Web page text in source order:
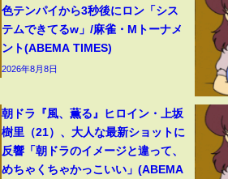
色テンパイから3秒後にロン「シス
テムできてるw」/麻雀・Mトーナメ
ント(ABEMA TIMES)
2026年8月8日
朝ドラ『風、薫る』ヒロイン・上坂
樹里（21）、大人な最新ショットに
反響「朝ドラのイメージと違って、
めちゃくちゃかっこいい」(ABEMA